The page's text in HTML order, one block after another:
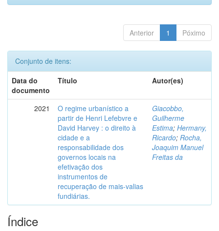
Anterior 1 Póximo
Conjunto de itens:
Data do
documento
Título Autor(es)
2021
O regime urbanístico a
partir de Henri Lefebvre e
David Harvey : o direito à
cidade e a
responsabilidade dos
governos locais na
efetivação dos
instrumentos de
recuperação de mais-valias
fundiárias.
Giacobbo,
Guilherme
Estima; Hermany,
Ricardo; Rocha,
Joaquim Manuel
Freitas da
Índice